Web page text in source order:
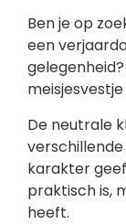
Ben je op
een
De neutrale
karakter
praktisch is,
heeft.